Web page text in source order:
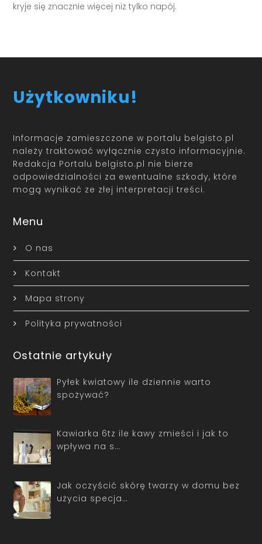
kryje się znacznie więcej niż tylko napój.
Użytkowniku!
Informacje zamieszczone w portalu belgisto.pl
należy traktować wyłącznie czysto informacyjnie.
Redakcja Portalu belgisto.pl nie bierze
odpowiedzialności za ewentualne szkody, które
mogą wynikać ze złej interpretacji treści.
Menu
O nas
Kontakt
Mapa strony
Polityka prywatności
Ostatnie artykuły
Pyłek kwiatowy ile dziennie warto
spożywać?
Kawiarka 6tz ile kawy zmieści i jak to
wpływa na s…
Jak oczyścić skórę twarzy w domu bez
użycia specja…